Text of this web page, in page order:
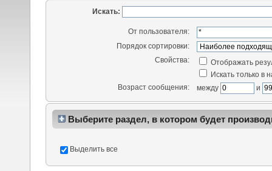
Искать:
От пользователя:
Порядок сортировки:
Свойства:
Отображать
Искать только в
Возраст сообщения:
между и
Выберите раздел, в котором будет
Выделить все